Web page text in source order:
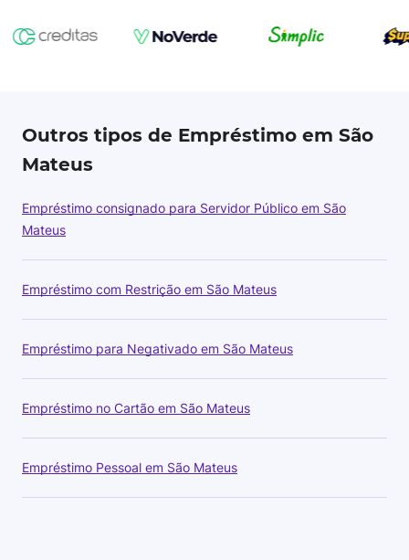
Outros tipos de Empréstimo em São
Mateus
Empréstimo consignado para Servidor Público em São
Mateus
Empréstimo com Restrição em São Mateus
Empréstimo para Negativado em São Mateus
Empréstimo no Cartão em São Mateus
Empréstimo Pessoal em São Mateus